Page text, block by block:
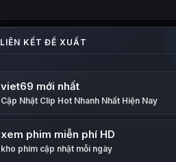
viet69 mới nhất
Cập Nhật Clip Hot Nhanh Nhất Hiện Nay
xem phim miễn phí HD
kho phim cập nhật mỗi ngày